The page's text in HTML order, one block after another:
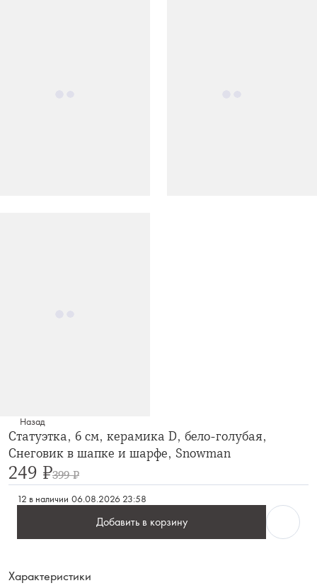
Назад
Статуэтка, 6 см, керамика D, бело-голубая,
Снеговик в шапке и шарфе, Snowman
249 ₽399 ₽
12 в наличии 06.08.2026 23:58
Добавить в корзину
Характеристики